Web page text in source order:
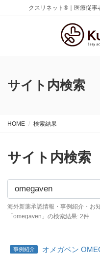
クスリネット®｜医療従事
サイト内検索
HOME 検索結果
サイト内検索
海外新薬承認情報・事例紹介・お
「omegaven」の検索結果: 2件
事例紹介 オメガベン